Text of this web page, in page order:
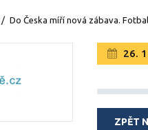
/ Do Česka míří nová zábava.
26.
ZPĚT